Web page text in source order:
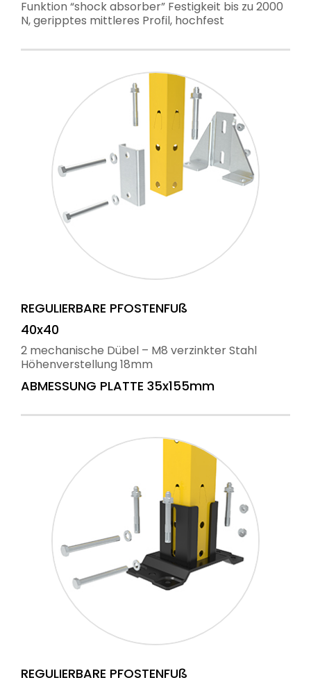
Funktion “shock absorber” Festigkeit bis zu 2000
N, geripptes mittleres Profil, hochfest
REGULIERBARE PFOSTENFUß
40x40
2 mechanische Dübel – M8 verzinkter Stahl
Höhenverstellung 18mm
ABMESSUNG PLATTE 35x155mm
REGULIERBARE PFOSTENFUß